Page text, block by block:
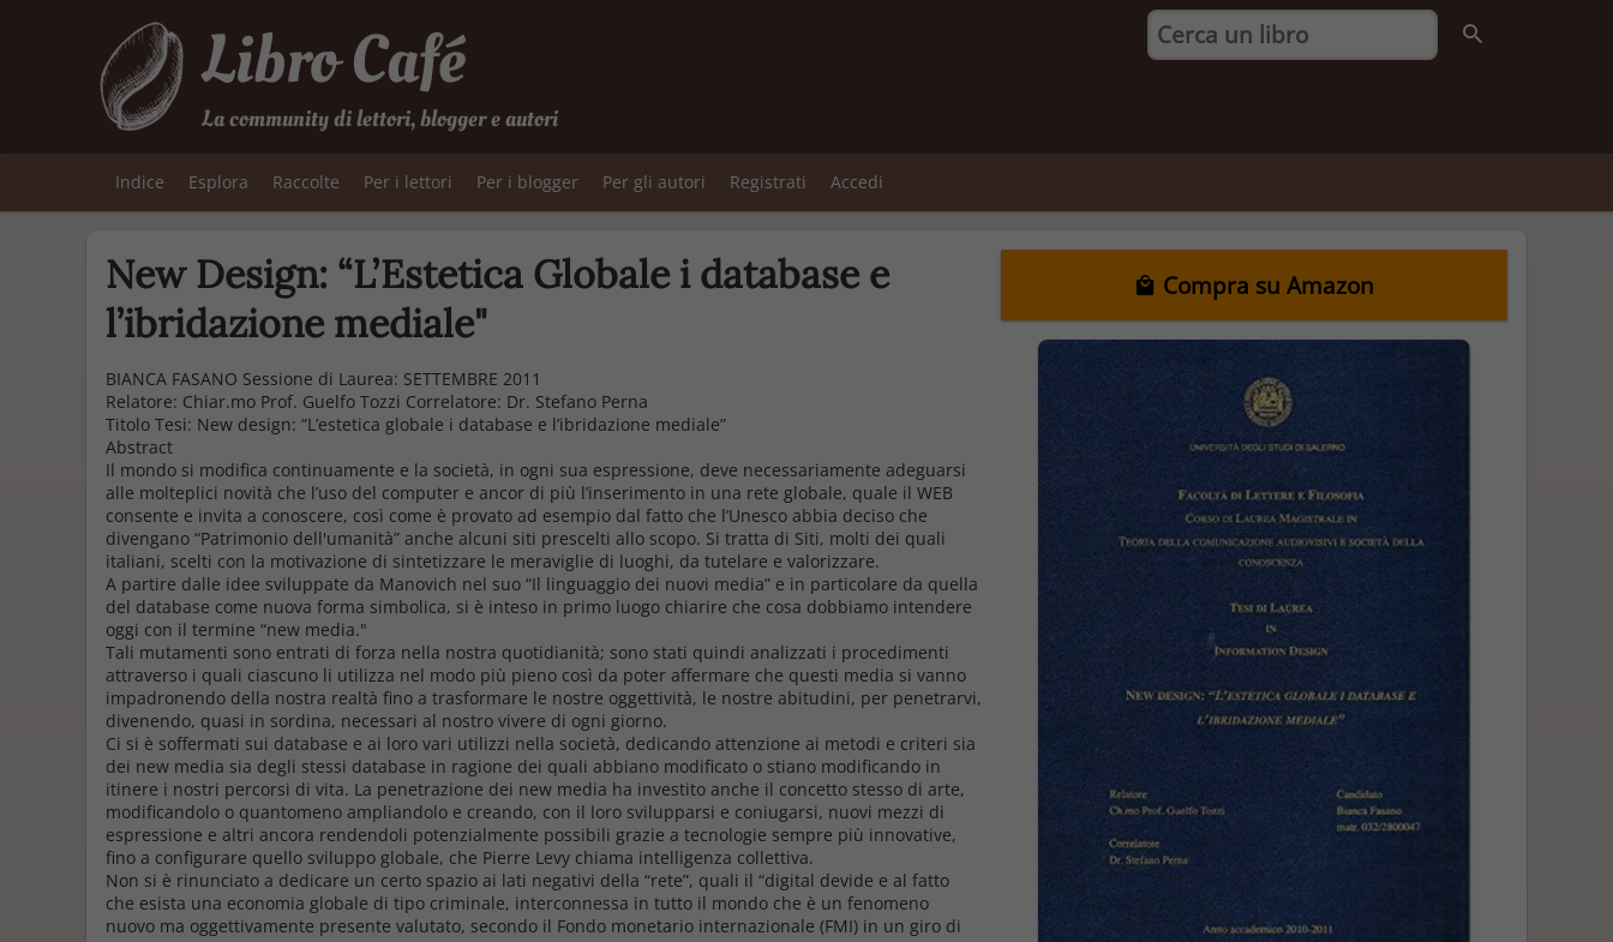
Libro Café
La community di lettori, blogger e autori
Indice Esplora Raccolte Per i lettori Per i blogger Per gli autori Registrati Accedi
New Design: “L’Estetica Globale i database e
l’ibridazione mediale"
Compra su Amazon
BIANCA FASANO Sessione di Laurea: SETTEMBRE 2011
Relatore: Chiar.mo Prof. Guelfo Tozzi Correlatore: Dr. Stefano Perna
Titolo Tesi: New design: “L’estetica globale i database e l’ibridazione mediale”
Abstract
Il mondo si modifica continuamente e la società, in ogni sua espressione, deve necessariamente adeguarsi
alle molteplici novità che l’uso del computer e ancor di più l’inserimento in una rete globale, quale il WEB
consente e invita a conoscere, così come è provato ad esempio dal fatto che l’Unesco abbia deciso che
divengano “Patrimonio dell'umanità” anche alcuni siti prescelti allo scopo. Si tratta di Siti, molti dei quali
italiani, scelti con la motivazione di sintetizzare le meraviglie di luoghi, da tutelare e valorizzare.
A partire dalle idee sviluppate da Manovich nel suo “Il linguaggio dei nuovi media” e in particolare da quella
del database come nuova forma simbolica, si è inteso in primo luogo chiarire che cosa dobbiamo intendere
oggi con il termine “new media."
Tali mutamenti sono entrati di forza nella nostra quotidianità; sono stati quindi analizzati i procedimenti
attraverso i quali ciascuno li utilizza nel modo più pieno così da poter affermare che questi media si vanno
impadronendo della nostra realtà fino a trasformare le nostre oggettività, le nostre abitudini, per penetrarvi,
divenendo, quasi in sordina, necessari al nostro vivere di ogni giorno.
Ci si è soffermati sui database e ai loro vari utilizzi nella società, dedicando attenzione ai metodi e criteri sia
dei new media sia degli stessi database in ragione dei quali abbiano modificato o stiano modificando in
itinere i nostri percorsi di vita. La penetrazione dei new media ha investito anche il concetto stesso di arte,
modificandolo o quantomeno ampliandolo e creando, con il loro svilupparsi e coniugarsi, nuovi mezzi di
espressione e altri ancora rendendoli potenzialmente possibili grazie a tecnologie sempre più innovative,
fino a configurare quello sviluppo globale, che Pierre Levy chiama intelligenza collettiva.
Non si è rinunciato a dedicare un certo spazio ai lati negativi della “rete”, quali il “digital devide e al fatto
che esista una economia globale di tipo criminale, interconnessa in tutto il mondo che è un fenomeno
nuovo ma oggettivamente presente valutato, secondo il Fondo monetario internazionale (FMI) in un giro di